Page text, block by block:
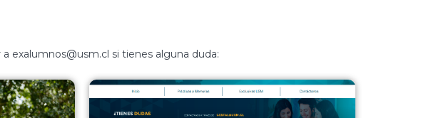
exalumnos@usm.cl si tienes alguna duda: